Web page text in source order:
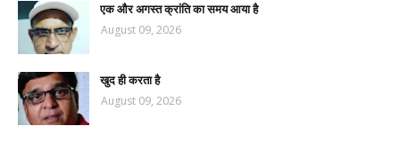
एक और अगस्त क्रांति का समय आया है
August 09, 2026
खुद ही करता है
August 09, 2026